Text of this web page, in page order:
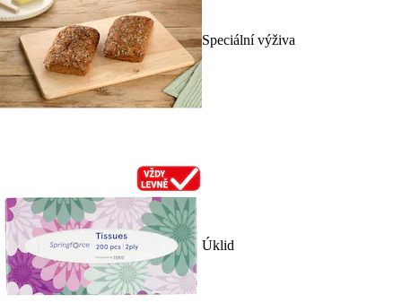
Speciální výživa
Úklid